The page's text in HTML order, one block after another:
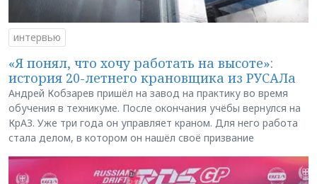
интервью
«Я понял, что хочу работать на высоте»:
история 20-летнего крановщика из РУСАЛа
Андрей Кобзарев пришёл на завод на практику во время
обучения в техникуме. После окончания учёбы вернулся на
КрАЗ. Уже три года он управляет краном. Для него работа
стала делом, в котором он нашёл своё призвание